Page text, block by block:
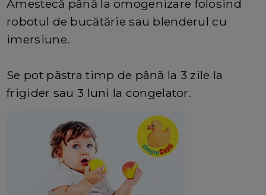
Amestecă până la omogenizare folosind
robotul de bucătărie sau blenderul cu
imersiune.
Se pot păstra timp de până la 3 zile la
frigider sau 3 luni la congelator.